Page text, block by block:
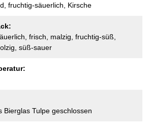
fruchtig-säuerlich, Kirsche
frisch, malzig, fruchtig-süß,
süß-sauer
Bierglas Tulpe geschlossen